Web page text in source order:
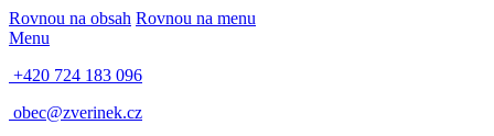
Rovnou na obsah Rovnou na menu
Menu
+420 724 183 096
obec@zverinek.cz